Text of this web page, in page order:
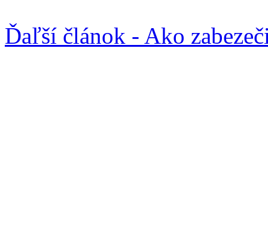
Ďaľší článok - Ako